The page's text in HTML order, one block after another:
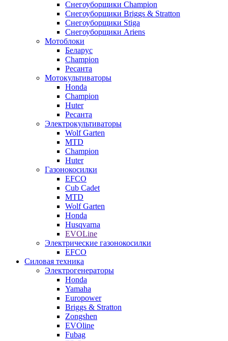
Снегоуборщики Champion
Снегоуборщики Briggs & Stratton
Снегоуборщики Stiga
Снегоуборщики Ariens
Мотоблоки
Беларус
Champion
Ресанта
Мотокультиваторы
Honda
Champion
Huter
Ресанта
Электрокультиваторы
Wolf Garten
MTD
Champion
Huter
Газонокосилки
EFCO
Cub Cadet
MTD
Wolf Garten
Honda
Husqvarna
EVOLine
Электрические газонокосилки
EFCO
Силовая техника
Электрогенераторы
Honda
Yamaha
Europower
Briggs & Stratton
Zongshen
EVOline
Fubag